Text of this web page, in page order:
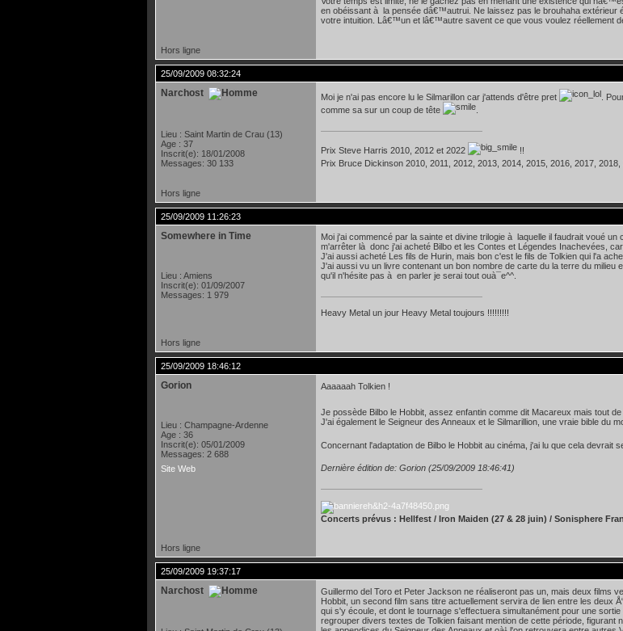
en obéissant à la pensée dâ€™autrui. Ne laissez pas le brouhaha extérieur
votre intuition. Lâ€™un et lâ€™autre savent ce que vous voulez réellement
Hors ligne
25/09/2009 08:32:24
Narchost
Lieu : Saint Martin de Crau (13)
Age : 37
Inscrit(e): 18/01/2008
Messages: 30 133
Moi je n'ai pas encore lu le Silmarillon car j'attends d'être pret
.
comme sa sur un coup de tête
Prix Steve Harris 2010, 2012 et 2022
!!
Prix Bruce Dickinson 2010, 2011, 2012, 2013, 2014, 2015, 2016, 2017,
Hors ligne
25/09/2009 11:26:23
Somewhere in Time
Lieu : Amiens
Inscrit(e): 01/09/2007
Messages: 1 979
Moi j'ai commencé par la sainte et divine trilogie à laquelle il faudrait voué
m'arrêter là donc j'ai acheté Bilbo et les Contes et Légendes Inachevées,
J'ai aussi acheté Les fils de Hurin, mais bon c'est le fils de Tolkien qui l'a
J'ai aussi vu un livre contenant un bon nombre de carte du la terre du milieu
qu'il n'hésite pas à en parler je serai tout ouà¯e^^.
Heavy Metal un jour Heavy Metal toujours !!!!!!!!!
Hors ligne
25/09/2009 18:46:12
Gorion
Lieu : Champagne-Ardenne
Age : 36
Inscrit(e): 05/01/2009
Messages: 2 688
Site Web
Aaaaaah Tolkien !
Je possède Bilbo le Hobbit, assez enfantin comme dit Macareux mais tout
J'ai également le Seigneur des Anneaux et le Silmarillion, une vraie bible du
Concernant l'adaptation de Bilbo le Hobbit au cinéma, j'ai lu que cela devrait
Dernière édition de: Gorion (25/09/2009 18:46:41)
Concerts prévus : Hellfest / Iron Maiden (27 & 28 juin) / Sonisphere
Hors ligne
25/09/2009 19:37:17
Narchost
Guillermo del Toro et Peter Jackson ne réaliseront pas un, mais deux films
Hobbit, un second film sans titre actuellement servira de lien entre les deux
qui s'y écoule, et dont le tournage s'effectuera simultanément pour une
regrouper divers textes de Tolkien faisant mention de cette période,